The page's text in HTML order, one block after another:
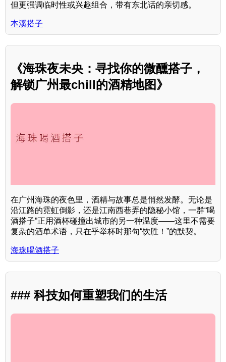
但更强调临时性或兴趣组合，带有东北话的亲切感。
本溪搭子
《海珠夜未央：寻找你的微醺搭子，
解锁广州最chill的酒精地图》
在广州海珠的夜色里，酒精与故事总是悄然发酵。无论是
沿江路的霓虹倒影，还是江南西巷弄的隐秘小馆，一群“喝
酒搭子”正用酒杯碰撞出城市的另一种温度——这里不需要
复杂的酒单术语，只在乎举杯时那句“饮胜！”的默契。
海珠喝酒搭子
### 科技如何重塑我们的生活